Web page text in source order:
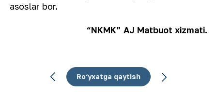
asoslar bor.
“NKMK” AJ Matbuot xizmati.
Ro‘yxatga qaytish